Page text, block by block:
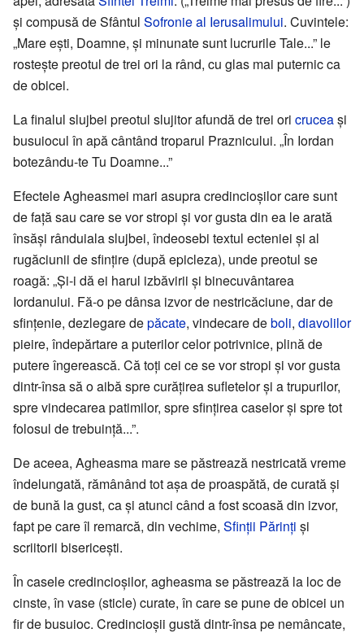
și compusă de Sfântul Sofronie al Ierusalimului. Cuvintele:
„Mare ești, Doamne, și minunate sunt lucrurile Tale...” le
rostește preotul de trei ori la rând, cu glas mai puternic ca
de obicei.
La finalul slujbei preotul slujitor afundă de trei ori cruceași
busuiocul în apă cântând troparul Praznicului. „În Iordan
botezându-te Tu Doamne...”
Efectele Agheasmei mari asupra credincioșilor care sunt
de față sau care se vor stropi și vor gusta din ea le arată
însăși rânduiala slujbei, îndeosebi textul ecteniei și al
rugăciunii de sfințire (după epicleza), unde preotul se
roagă: „Și-i dă ei harul izbăvirii și binecuvântarea
Iordanului. Fă-o pe dânsa izvor de nestricăciune, dar de
sfințenie, dezlegare depăcate, vindecare deboli, diavolilor
pieire, îndepărtare a puterilor celor potrivnice, plină de
putere îngerească. Că toți cei ce se vor stropi și vor gusta
dintr-însa să o aibă spre curățirea sufletelor și a trupurilor,
spre vindecarea patimilor, spre sfințirea caselor și spre tot
folosul de trebuință...”.
De aceea, Agheasma mare se păstrează nestricată vreme
îndelungată, rămânând tot așa de proaspătă, de curată și
de bună la gust, ca și atunci când a fost scoasă din izvor,
fapt pe care îl remarcă, din vechime, Sfinții Părinți și
scriitorii bisericești.
În casele credincioșilor, agheasma se păstrează la loc de
cinste, în vase (sticle) curate, în care se pune de obicei un
fir de busuioc. Credincioșii gustă dintr-însa pe nemâncate,